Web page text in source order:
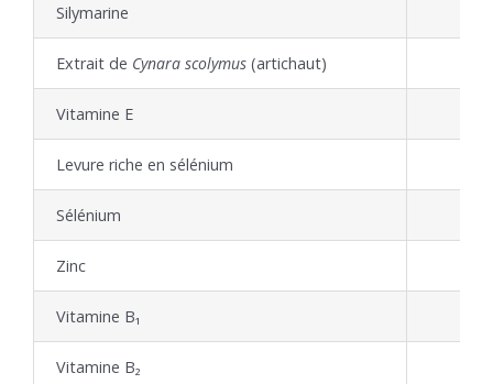
Silymarine
Extrait de Cynara scolymus (artichaut)
Vitamine E
Levure riche en sélénium
Sélénium
Zinc
Vitamine B₁
Vitamine B₂